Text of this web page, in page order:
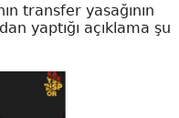
transfer yasağının
yaptığı açıklama şu